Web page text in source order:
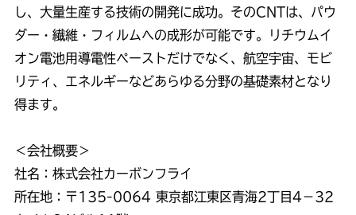
し、大量生産する技術の開発に成功。そのCNTは、パウ
ダー・繊維・フィルムへの成形が可能です。リチウムイ
オン電池用導電性ペーストだけでなく、航空宇宙、モビ
リティ、エネルギーなどあらゆる分野の基礎素材となり
得ます。
＜会社概要＞
社名：株式会社カーボンフライ
所在地：〒135-0064 東京都江東区青海2丁目4−32